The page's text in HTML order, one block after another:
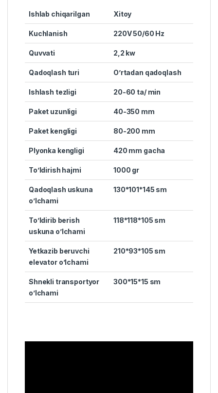
Ishlab chiqarilgan Xitoy
Kuchlanish 220V 50/60 Hz
Quvvati 2,2 kw
Qadoqlash turi O’rtadan qadoqlash
Ishlash tezligi 20-60 ta/ min
Paket uzunligi 40-350 mm
Paket kengligi 80-200 mm
Plyonka kengligi 420 mm gacha
To’ldirish hajmi 1000 gr
Qadoqlash uskuna
o’lchami
130*101*145 sm
To’ldirib berish
uskuna o’lchami
118*118*105 sm
Yetkazib beruvchi
elevator o’lchami
210*93*105 sm
Shnekli transportyor
o’lchami
300*15*15 sm